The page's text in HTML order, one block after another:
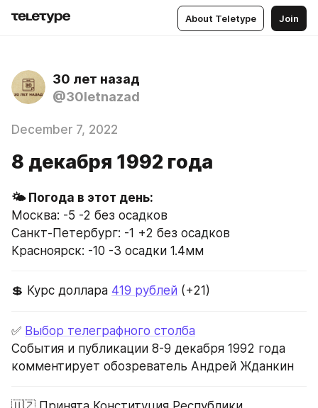
About Teletype Join
30 лет назад
@30letnazad
December 7, 2022
8 декабря 1992 года
Москва: -5 -2 без осадков
Санкт-Петербург: -1 +2 без осадков
Красноярск: -10 -3 осадки 1.4мм
💲 Курс доллара 419 рублей (+21)
✅ Выбор телеграфного столба
События и публикации 8-9 декабря 1992 года
комментирует обозреватель Андрей Жданкин